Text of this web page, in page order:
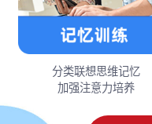
分类联想思维记忆
加强注意力培养